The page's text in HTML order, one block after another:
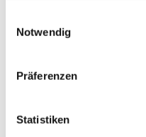
Notwendig
Präferenzen
Statistiken